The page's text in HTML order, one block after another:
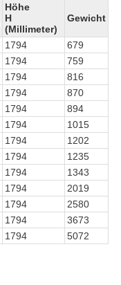
Höhe
H
(Millimeter)
Gewicht
1794
679
1794
759
1794
816
1794
870
1794
894
1794
1015
1794
1202
1794
1235
1794
1343
1794
2019
1794
2580
1794
3673
1794 5072